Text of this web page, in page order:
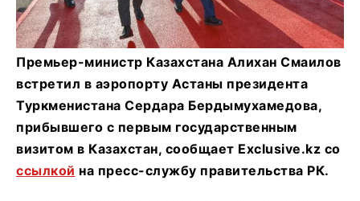
Премьер-министр Казахстана Алихан Смаилов
встретил в аэропорту Астаны президента
Туркменистана Сердара Бердымухамедова,
прибывшего с первым государственным
визитом в Казахстан, сообщает Exclusive.kz со
ссылкой на пресс-службу правительства РК.